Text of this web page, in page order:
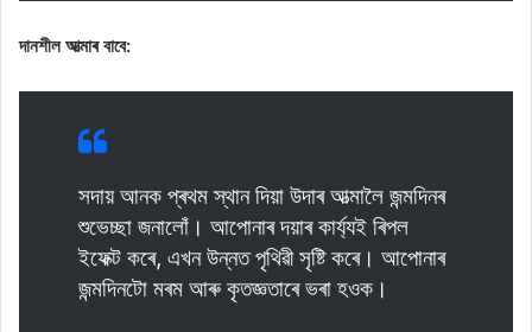
দানশীল আত্মাৰ বাবে:
সদায় আনক প্ৰথম স্থান দিয়া উদাৰ আত্মালৈ জন্মদিনৰ
শুভেচ্ছা জনালোঁ। আপোনাৰ দয়াৰ কাৰ্য্যই ৰিপল
ইফেক্ট কৰে, এখন উন্নত পৃথিৱী সৃষ্টি কৰে। আপোনাৰ
জন্মদিনটো মৰম আৰু কৃতজ্ঞতাৰে ভৰা হওক।